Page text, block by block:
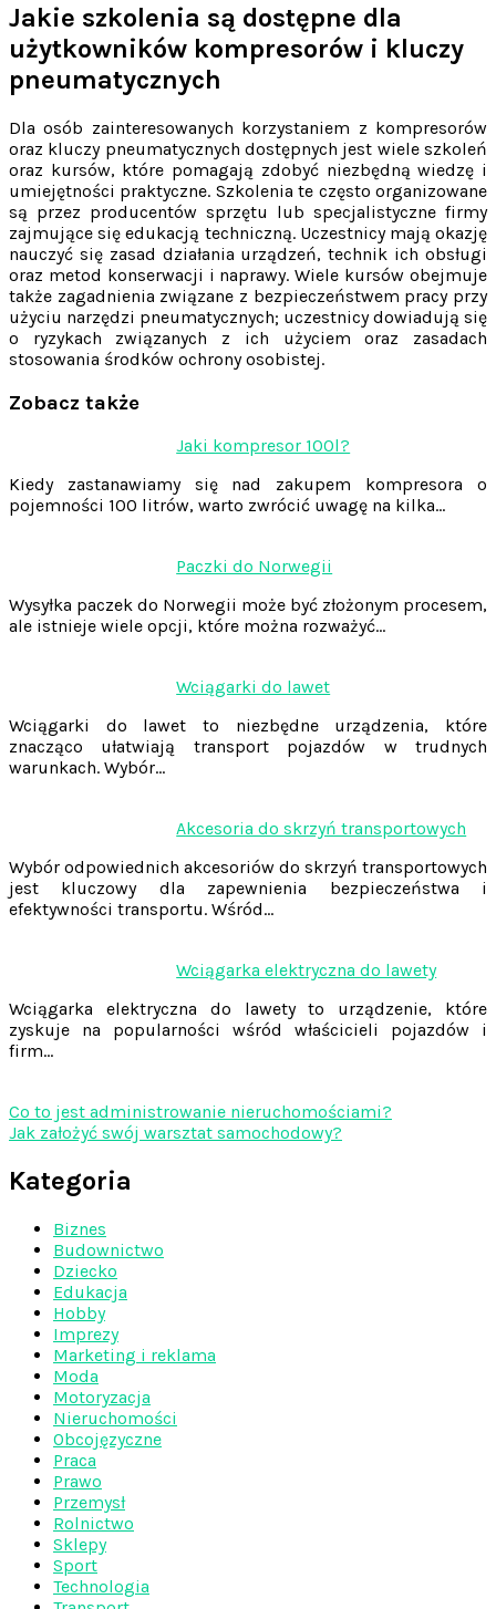
Jakie szkolenia są dostępne dla
użytkowników kompresorów i kluczy
pneumatycznych
Dla osób zainteresowanych korzystaniem z kompresorów
oraz kluczy pneumatycznych dostępnych jest wiele szkoleń
oraz kursów, które pomagają zdobyć niezbędną wiedzę i
umiejętności praktyczne. Szkolenia te często organizowane
są przez producentów sprzętu lub specjalistyczne firmy
zajmujące się edukacją techniczną. Uczestnicy mają okazję
nauczyć się zasad działania urządzeń, technik ich obsługi
oraz metod konserwacji i naprawy. Wiele kursów obejmuje
także zagadnienia związane z bezpieczeństwem pracy przy
użyciu narzędzi pneumatycznych; uczestnicy dowiadują się
o ryzykach związanych z ich użyciem oraz zasadach
stosowania środków ochrony osobistej.
Zobacz także
Jaki kompresor 100l?
Kiedy zastanawiamy się nad zakupem kompresora o
pojemności 100 litrów, warto zwrócić uwagę na kilka…
Paczki do Norwegii
Wysyłka paczek do Norwegii może być złożonym procesem,
ale istnieje wiele opcji, które można rozważyć…
Wciągarki do lawet
Wciągarki do lawet to niezbędne urządzenia, które
znacząco ułatwiają transport pojazdów w trudnych
warunkach. Wybór…
Akcesoria do skrzyń transportowych
Wybór odpowiednich akcesoriów do skrzyń transportowych
jest kluczowy dla zapewnienia bezpieczeństwa i
efektywności transportu. Wśród…
Wciągarka elektryczna do lawety
Wciągarka elektryczna do lawety to urządzenie, które
zyskuje na popularności wśród właścicieli pojazdów i
firm…
wpisu
Co to jest administrowanie nieruchomościami?
Jak założyć swój warsztat samochodowy?
Kategoria
Biznes
Budownictwo
Dziecko
Edukacja
Hobby
Imprezy
Marketing i reklama
Moda
Motoryzacja
Nieruchomości
Obcojęzyczne
Praca
Prawo
Przemysł
Rolnictwo
Sklepy
Sport
Technologia